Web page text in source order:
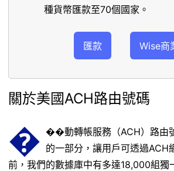
種貨幣匯款至70個國家。
匯款 Wise商
關於美國ACH路由號碼
� ��動轉帳服務（ACH）路由
的一部分，讓用戶可透過ACH
前，我們的數據庫中有多達18,000組獨